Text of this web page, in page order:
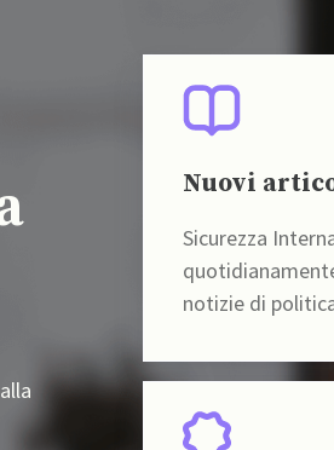
Nuovi
Sicurezza
notizie di